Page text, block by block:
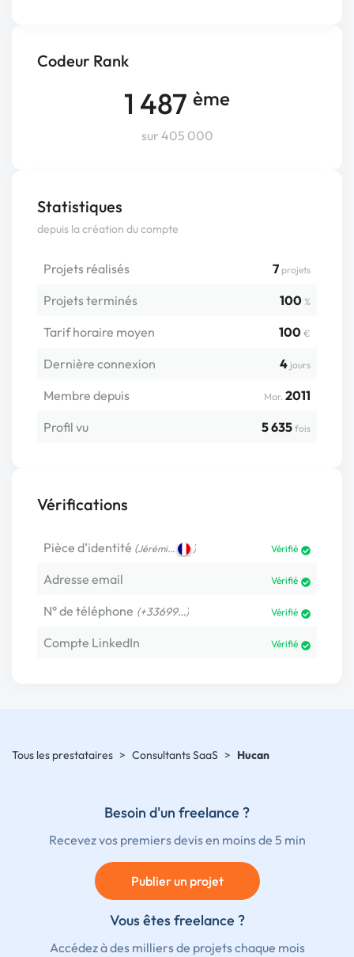
Codeur Rank
1 487 ème
sur 405 000
Statistiques
depuis la création du compte
Projets réalisés 7 projets
Projets terminés 100 %
Tarif horaire moyen 100 €
Dernière connexion 4 jours
Membre depuis Mar. 2011
Profil vu
5 635 fois
Vérifications
Pièce d’identité (Jérémi… ) Vérifié
Adresse email Vérifié
N° de téléphone (+33699…) Vérifié
Compte LinkedIn Vérifié
Tous les prestataires > Consultants SaaS > Hucan
Besoin d'un freelance ?
Recevez vos premiers devis en moins de 5 min
Publier un projet
Vous êtes freelance ?
Accédez à des milliers de projets chaque mois